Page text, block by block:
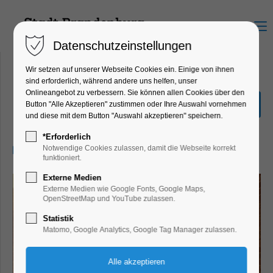
Menu
Mythos Maria
Ausstellung, Bildung, Vortrag
22.09.2026, 10:00–17:00
Datenschutzeinstellungen
Wir setzen auf unserer Webseite Cookies ein. Einige von ihnen
sind erforderlich, während andere uns helfen, unser
Onlineangebot zu verbessern. Sie können allen Cookies über den
Button "Alle Akzeptieren" zustimmen oder Ihre Auswahl vornehmen
und diese mit dem Button "Auswahl akzeptieren" speichern.
*Erforderlich
Notwendige Cookies zulassen, damit die Webseite korrekt
funktioniert.
Externe Medien
Externe Medien wie Google Fonts, Google Maps,
OpenStreetMap und YouTube zulassen.
Statistik
Matomo, Google Analytics, Google Tag Manager zulassen.